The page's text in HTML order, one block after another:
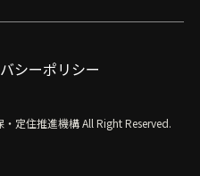
シーポリシー
定住推進機構All Right Reserved.